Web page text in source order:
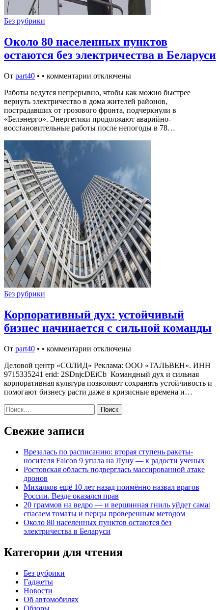
Без рубрики
Около 80 населенных пунктов
остаются без электричества в Беларуси
От part40 • • комментарии отключены
Работы ведутся непрерывно, чтобы как можно быстрее
вернуть электричество в дома жителей районов,
пострадавших от грозового фронта, подчеркнули в
«Белэнерго». Энергетики продолжают аварийно-
восстановительные работы после непогоды в 78…
Без рубрики
Корпоративный дух: устойчивый
бизнес начинается с сильной команды
От part40 • • комментарии отключены
Деловой центр «СОЛИД» Реклама: ООО «ТАЛЬВЕН». ИНН
9715335241 erid: 2SDnjcDEiCb Командный дух и сильная
корпоративная культура позволяют сохранять устойчивость и
помогают бизнесу расти даже в кризисные времена и…
Найти:
Свежие записи
Врезалась по расписанию: вторая ступень ракеты-
носителя Falcon 9 упала на Луну — к радости ученых
Ростовская область подверглась массированной атаке
дронов
Михалков ещё 10 лет назад поимённо назвал врагов
России. Везде оказался прав
20 граммов на ведро — и вершинная гниль уйдет сама:
спасаем томаты и перцы проверенным методом
Около 80 населенных пунктов остаются без
электричества в Беларуси
Категории для чтения
Без рубрики
Гаджеты
Новости
Об автомобилях
Обзоры